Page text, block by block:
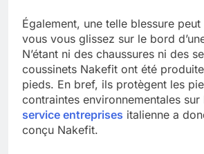
Également, une telle blessure
vous vous glissez sur le bord
N’étant ni des chaussures ni des
coussinets Nakefit ont été
pieds. En bref, ils protègent les
contraintes environnementales sur
service entreprises italienne a
conçu Nakefit.